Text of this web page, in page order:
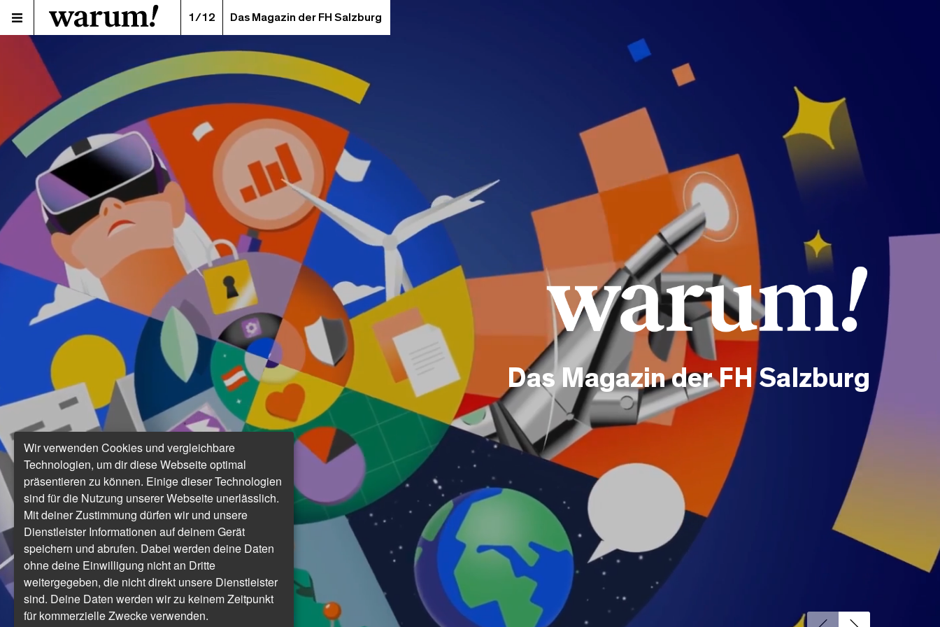
1/12 Das Magazin der FH Salzburg
Das Magazin der FH Salzburg
Wir verwenden Cookies und vergleichbare
Technologien, um dir diese Webseite optimal
präsentieren zu können. Einige dieser Technologien
sind für die Nutzung unserer Webseite unerlässlich.
Mit deiner Zustimmung dürfen wir und unsere
Dienstleister Informationen auf deinem Gerät
speichern und abrufen. Dabei werden deine Daten
ohne deine Einwilligung nicht an Dritte
weitergegeben, die nicht direkt unsere Dienstleister
sind. Deine Daten werden wir zu keinem Zeitpunkt
für kommerzielle Zwecke verwenden.